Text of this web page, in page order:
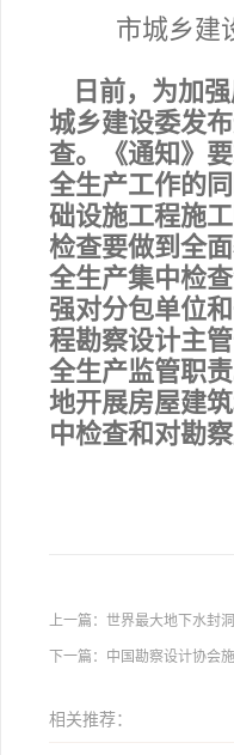
市城乡建
日前，为加
城乡建设委发
查。《通知》
全生产工作的
础设施工程施
检查要做到全
全生产集中检
强对分包单位
程勘察设计主
全生产监管职
地开展房屋建
中检查和对勘
上一篇： 世界最大地下水封
下一篇： 中国勘察设计协会
相关推荐：